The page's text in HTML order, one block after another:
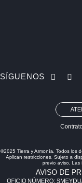
SÍGUENOS
©2025 Tierra y Armonía. Todos los
Aplican restricciones. Sujeto a
previo aviso. Las
AVISO DE
OFICIO NÚMERO: